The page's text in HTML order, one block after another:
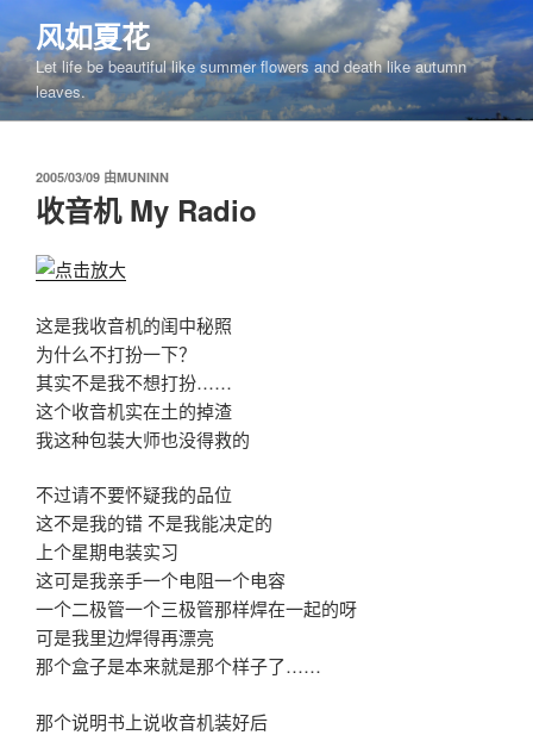
至
内
容
风如夏花
Let life be beautiful like summer flowers and death like autumn
leaves.
发
布
于
2005/03/09 由MUNINN
收音机 My Radio
这是我收音机的闺中秘照
为什么不打扮一下？
其实不是我不想打扮……
这个收音机实在土的掉渣
我这种包装大师也没得救的
不过请不要怀疑我的品位
这不是我的错 不是我能决定的
上个星期电装实习
这可是我亲手一个电阻一个电容
一个二极管一个三极管那样焊在一起的呀
可是我里边焊得再漂亮
那个盒子是本来就是那个样子了……
那个说明书上说收音机装好后